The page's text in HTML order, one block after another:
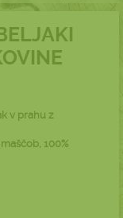
v prahu z
100%